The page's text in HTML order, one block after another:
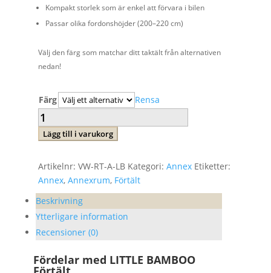
Kompakt storlek som är enkel att förvara i bilen
Passar olika fordonshöjder (200–220 cm)
Välj den färg som matchar ditt taktält från alternativen
nedan!
Färg
Rensa
ANNEX
till
taktält
BAMBOO
mängd
Lägg till i varukorg
Artikelnr: VW-RT-A-LB Kategori: Annex Etiketter:
Annex, Annexrum, Förtält
Beskrivning
Ytterligare information
Recensioner (0)
Fördelar med LITTLE BAMBOO